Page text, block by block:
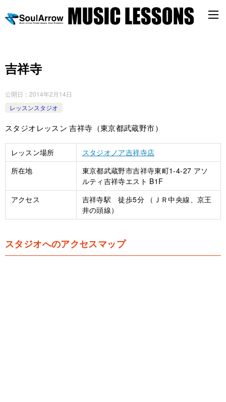
吉祥寺
公開日： 2014年2月14日
レッスンスタジオ
スタジオレッスン 吉祥寺（東京都武蔵野市）
レッスン場所
スタジオノア吉祥寺店
所在地
東京都武蔵野市吉祥寺東町1-4-27 アソ
ルティ吉祥寺エスト B1F
アクセス
吉祥寺駅 徒歩5分 （ＪＲ中央線、京王
井の頭線）
スタジオへのアクセスマップ